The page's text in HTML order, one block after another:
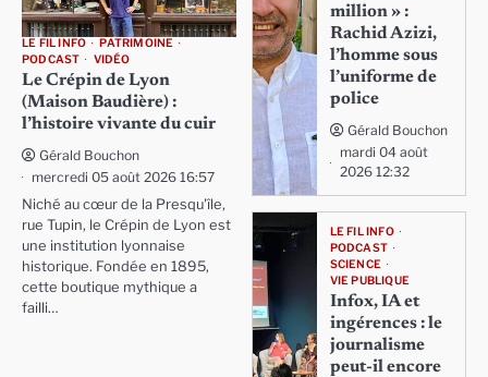
LE FIL INFO
PATRIMOINE
PODCAST
VIDÉO
Le Crépin de Lyon
(Maison Baudière) :
l’histoire vivante du cuir
Gérald Bouchon
mercredi 05 août 2026 16:57
Niché au cœur de la Presqu'île,
rue Tupin, le Crépin de Lyon est
une institution lyonnaise
historique. Fondée en 1895,
cette boutique mythique a
failli…
million » :
Rachid Azizi,
l’homme sous
l’uniforme de
police
Gérald Bouchon
mardi 04 août
2026 12:32
LE FIL INFO
PODCAST
SCIENCE
VIE PUBLIQUE
Infox, IA et
ingérences : le
journalisme
peut-il encore